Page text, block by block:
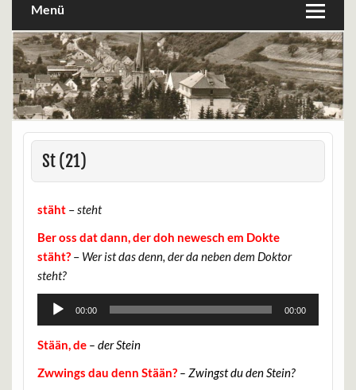
Menü
St (21)
stäht–steht
Ber oss dat dann, der doh newesch em Dokte
stäht?– Wer ist das denn, der da neben dem Doktor
steht?
Audio-
00:00 00:00
Stään, de – der Stein
Zwwings dau denn Stään? – Zwingst du den Stein?